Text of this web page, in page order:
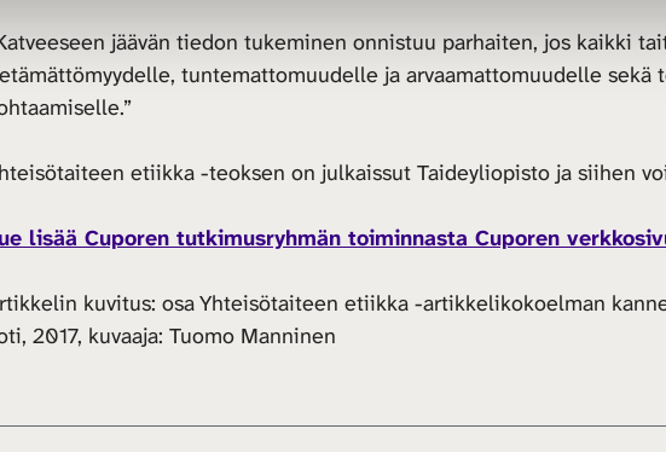
jäävän tiedon tukeminen onnistuu parhaiten, jos kaikki
tuntemattomuudelle ja arvaamattomuudelle sekä
etiikka -teoksen on julkaissut Taideyliopisto ja siihen
lisää Cuporen tutkimusryhmän toiminnasta Cuporen
kuvitus: osa Yhteisötaiteen etiikka -artikkelikokoelman
2017, kuvaaja: Tuomo Manninen